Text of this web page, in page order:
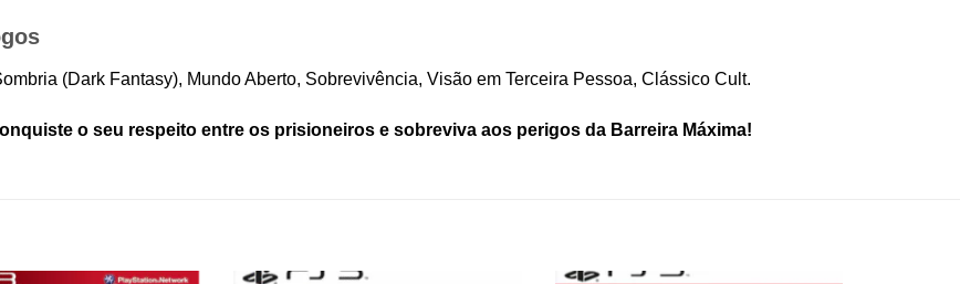
(Dark Fantasy), Mundo Aberto, Sobrevivência, Visão em Terceira Pessoa, Clássico Cult.
o seu respeito entre os prisioneiros e sobreviva aos perigos da Barreira Máxima!